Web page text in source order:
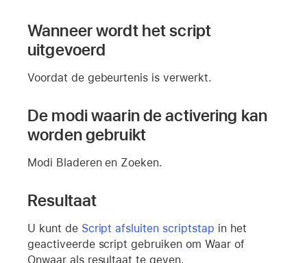
Wanneer wordt het script
uitgevoerd
Voordat de gebeurtenis is verwerkt.
De modi waarin de activering kan
worden gebruikt
Modi Bladeren en Zoeken.
Resultaat
U kunt de Script afsluiten scriptstap in het
geactiveerde script gebruiken om Waar of
Onwaar als resultaat te geven.